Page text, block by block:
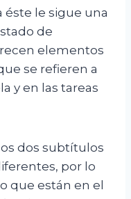
éste le sigue una
de
elementos
se refieren a
y en las tareas
dos subtítulos
por lo
que están en el